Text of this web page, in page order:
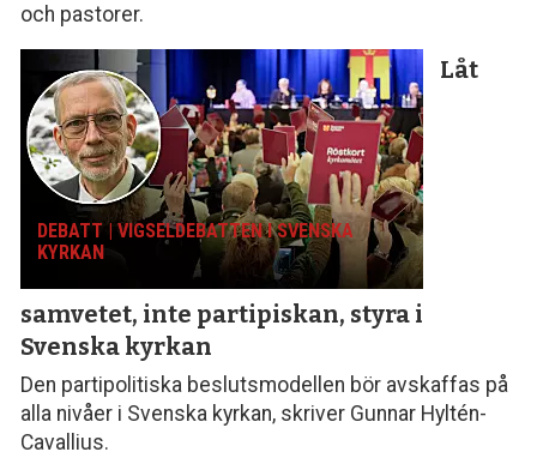
och pastorer.
DEBATT | VIGSELDEBATTEN I SVENSKA
KYRKAN
Låt
samvetet, inte parti­piskan, styra i
Svenska kyrkan
Den partipolitiska beslutsmodellen bör avskaffas på
alla nivåer i Svenska kyrkan, skriver Gunnar Hyltén-
Cavallius.